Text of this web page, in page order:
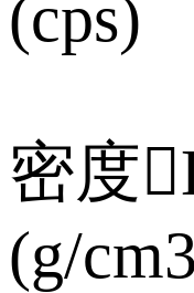
(cps)
密度
(g/